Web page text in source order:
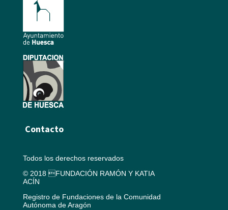
Contacto
Todos los derechos reservados
© 2018 FUNDACIÓN RAMÓN Y KATIA
ACÍN
Registro de Fundaciones de la Comunidad
Autónoma de Aragón